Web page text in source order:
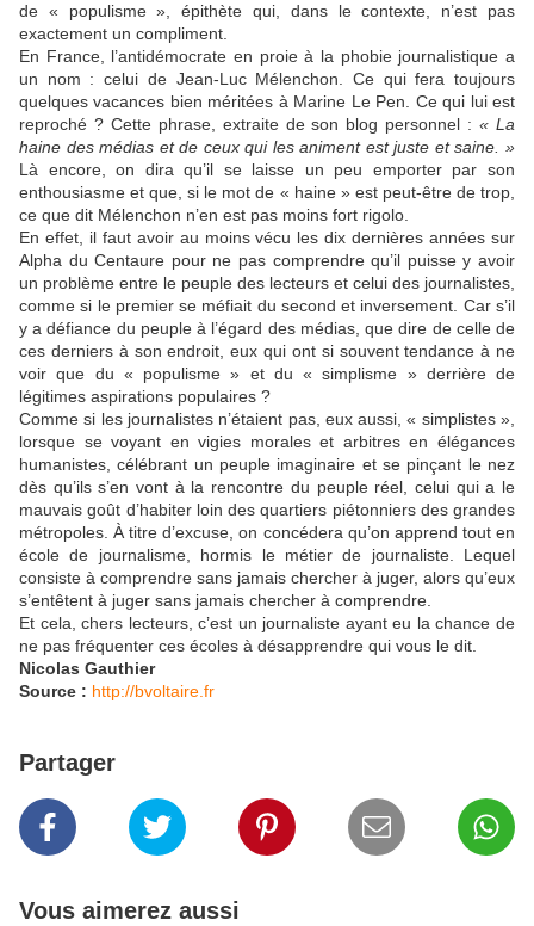
de « populisme », épithète qui, dans le contexte, n’est pas
exactement un compliment.
En France, l’antidémocrate en proie à la phobie journalistique a
un nom : celui de Jean-Luc Mélenchon. Ce qui fera toujours
quelques vacances bien méritées à Marine Le Pen. Ce qui lui est
reproché ? Cette phrase, extraite de son blog personnel :« La
haine des médias et de ceux qui les animent est juste et saine. »
Là encore, on dira qu’il se laisse un peu emporter par son
enthousiasme et que, si le mot de « haine » est peut-être de trop,
ce que dit Mélenchon n’en est pas moins fort rigolo.
En effet, il faut avoir au moins vécu les dix dernières années sur
Alpha du Centaure pour ne pas comprendre qu’il puisse y avoir
un problème entre le peuple des lecteurs et celui des journalistes,
comme si le premier se méfiait du second et inversement. Car s’il
y a défiance du peuple à l’égard des médias, que dire de celle de
ces derniers à son endroit, eux qui ont si souvent tendance à ne
voir que du « populisme » et du « simplisme » derrière de
légitimes aspirations populaires ?
Comme si les journalistes n’étaient pas, eux aussi, « simplistes »,
lorsque se voyant en vigies morales et arbitres en élégances
humanistes, célébrant un peuple imaginaire et se pinçant le nez
dès qu’ils s’en vont à la rencontre du peuple réel, celui qui a le
mauvais goût d’habiter loin des quartiers piétonniers des grandes
métropoles. À titre d’excuse, on concédera qu’on apprend tout en
école de journalisme, hormis le métier de journaliste. Lequel
consiste à comprendre sans jamais chercher à juger, alors qu’eux
s’entêtent à juger sans jamais chercher à comprendre.
Et cela, chers lecteurs, c’est un journaliste ayant eu la chance de
ne pas fréquenter ces écoles à désapprendre qui vous le dit.
Nicolas Gauthier
Source : http://bvoltaire.fr
Partager
Vous aimerez aussi